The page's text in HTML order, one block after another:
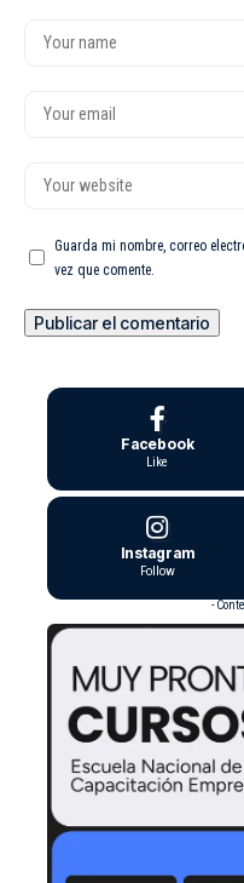
Guarda mi nombre, correo
vez que comente.
Facebook
Like
Instagram
Follow
-